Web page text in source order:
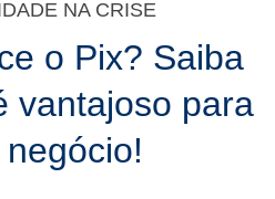
NA CRISE
o Pix? Saiba
vantajoso para